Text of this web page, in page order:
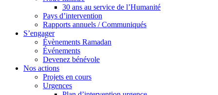
30 ans au service de l’Humanité
Pays d’intervention
Rapports annuels / Communiqués
S’engager
Évènements Ramadan
Événements
Devenez bénévole
Nos actions
Projets en cours
Urgences